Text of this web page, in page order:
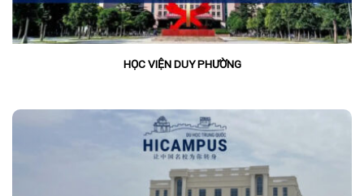
HỌC VIỆN DUY PHƯỜNG